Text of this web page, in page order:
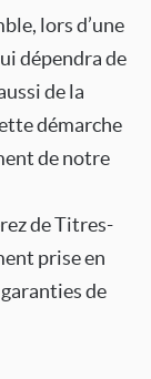
lors d’une
dépendra de
de la
démarche
de notre
de Titres-
prise en
de